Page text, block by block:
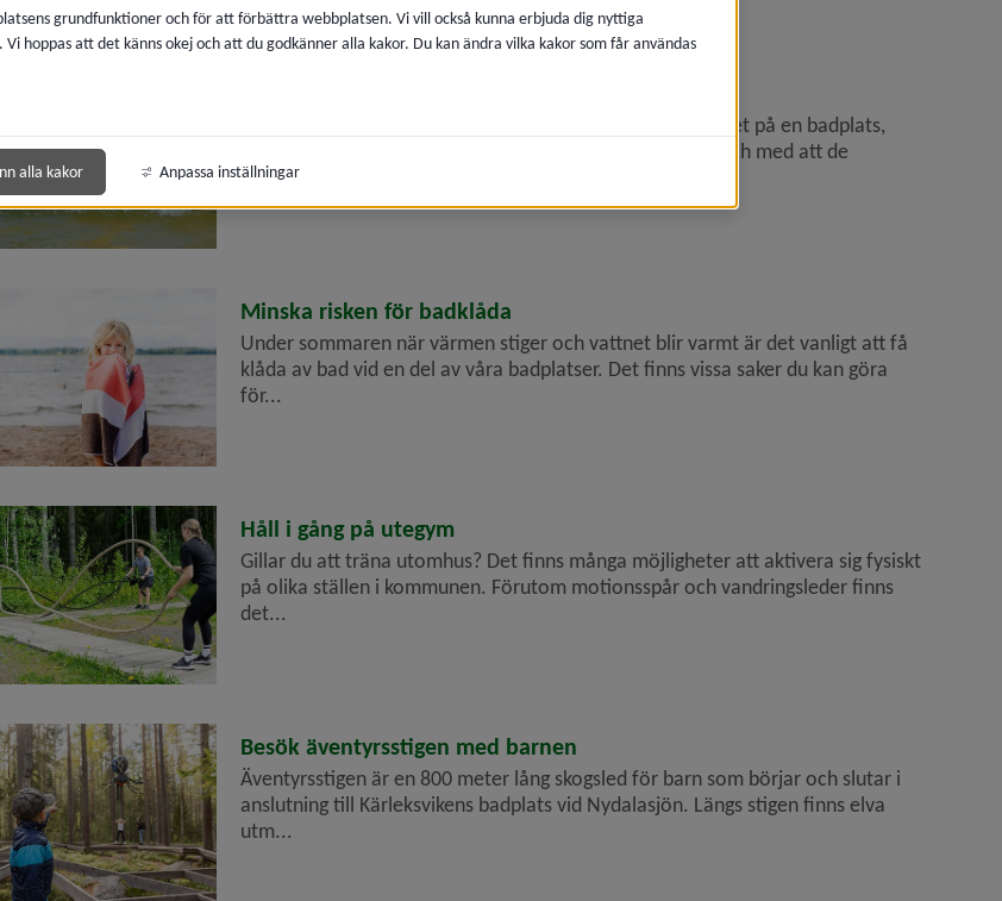
Ta för vana att kontrollera botten innan du hoppar i vattnet på en badplats,
särskilt om du ska bada vid en badplats nära centrum. I och med att de
badplatserna...
2026-07-02
Minska risken för badklåda
Under sommaren när värmen stiger och vattnet blir varmt är det vanligt att få
klåda av bad vid en del av våra badplatser. Det finns vissa saker du kan göra
för...
2026-07-02
Håll i gång på utegym
Gillar du att träna utomhus? Det finns många möjligheter att aktivera sig fysiskt
på olika ställen i kommunen. Förutom motionsspår och vandringsleder finns
det...
2026-07-02
Besök äventyrsstigen med barnen
Äventyrsstigen är en 800 meter lång skogsled för barn som börjar och slutar i
anslutning till Kärleksvikens badplats vid Nydalasjön. Längs stigen finns elva
utm...
grundfunktioner och för att förbättra webbplatsen. Vi vill också kunna erbjuda dig nyttiga
hoppas att det känns okej och att du godkänner alla kakor. Du kan ändra vilka kakor som får användas
alla kakor Anpassa inställningar